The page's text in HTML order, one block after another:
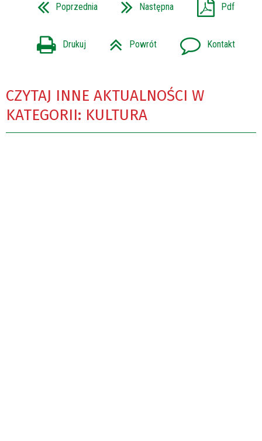
Poprzednia Następna Pdf
Drukuj Powrót Kontakt
CZYTAJ INNE AKTUALNOŚCI W
KATEGORII: KULTURA